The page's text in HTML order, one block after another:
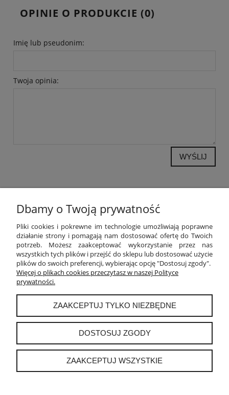
OPINIE O PRODUKCIE (0)
Imię lub pseudonim:
Twoja opinia:
WYŚLIJ
POMOC
MOJE KONTO
PŁATNOŚCI I DOSTAWA
INFORMACJE
instagram
Dbamy o Twoją prywatność
Pliki cookies i pokrewne im technologie umożliwiają poprawne
działanie strony i pomagają nam dostosować ofertę do Twoich
potrzeb. Możesz zaakceptować wykorzystanie przez nas
wszystkich tych plików i przejść do sklepu lub dostosować użycie
plików do swoich preferencji, wybierając opcję "Dostosuj zgody".
Więcej o plikach cookies przeczytasz w naszej Polityce
prywatności.
ZAAKCEPTUJ TYLKO NIEZBĘDNE
DOSTOSUJ ZGODY
ZAAKCEPTUJ WSZYSTKIE